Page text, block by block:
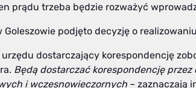
prądu trzeba będzie rozważyć
Goleszowie podjęto decyzję o
dostarczający korespondencję
Będą dostarczać korespondencję
i wczesnowieczornych – zaznaczają